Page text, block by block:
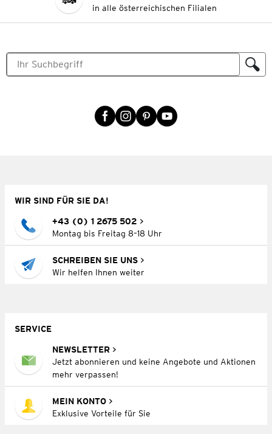
in alle österreichischen Filialen
WIR SIND FÜR SIE DA!
+43 (0) 1 2675 502
Montag bis Freitag 8–18 Uhr
SCHREIBEN SIE UNS
Wir helfen Ihnen weiter
SERVICE
NEWSLETTER
Jetzt abonnieren und keine Angebote und Aktionen
mehr verpassen!
MEIN KONTO
Exklusive Vorteile für Sie